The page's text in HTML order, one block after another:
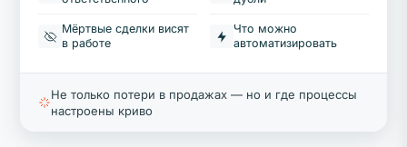
Мёртвые сделки висят
в работе
Что можно
автоматизировать
Не только потери в продажах — но и где процессы
настроены криво